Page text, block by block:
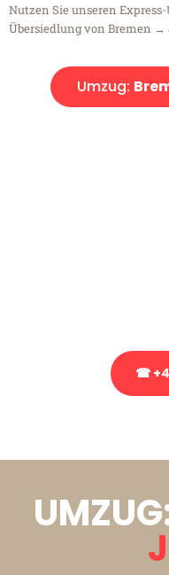
Nutzen Sie unseren
Übersiedlung von Bremen →
Umzug:
☎